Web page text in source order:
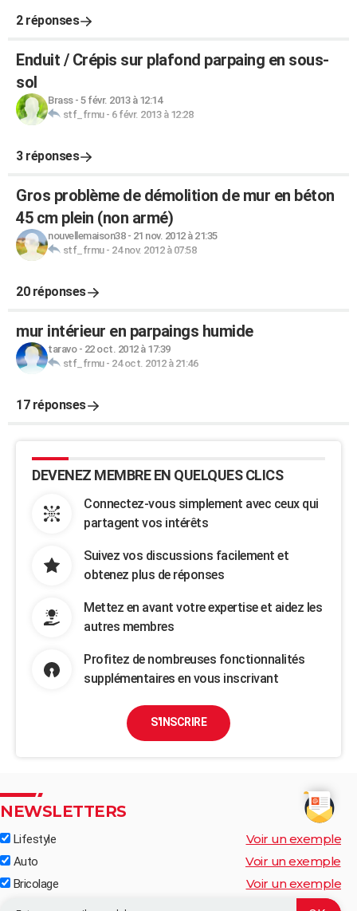
2 réponses
Enduit / Crépis sur plafond parpaing en sous-
sol
Brass- 5 févr. 2013 à 12:14
stf_frmu- 6 févr. 2013 à 12:28
3 réponses
Gros problème de démolition de mur en béton
45 cm plein (non armé)
nouvellemaison38- 21 nov. 2012 à 21:35
stf_frmu- 24 nov. 2012 à 07:58
20 réponses
mur intérieur en parpaings humide
taravo- 22 oct. 2012 à 17:39
stf_frmu- 24 oct. 2012 à 21:46
17 réponses
DEVENEZ MEMBRE EN QUELQUES CLICS
Connectez-vous simplement avec ceux qui
partagent vos intérêts
Suivez vos discussions facilement et
obtenez plus de réponses
Mettez en avant votre expertise et aidez les
autres membres
Profitez de nombreuses fonctionnalités
supplémentaires en vous inscrivant
S'INSCRIRE
NEWSLETTERS
Lifestyle Voir un exemple
Auto Voir un exemple
Bricolage Voir un exemple